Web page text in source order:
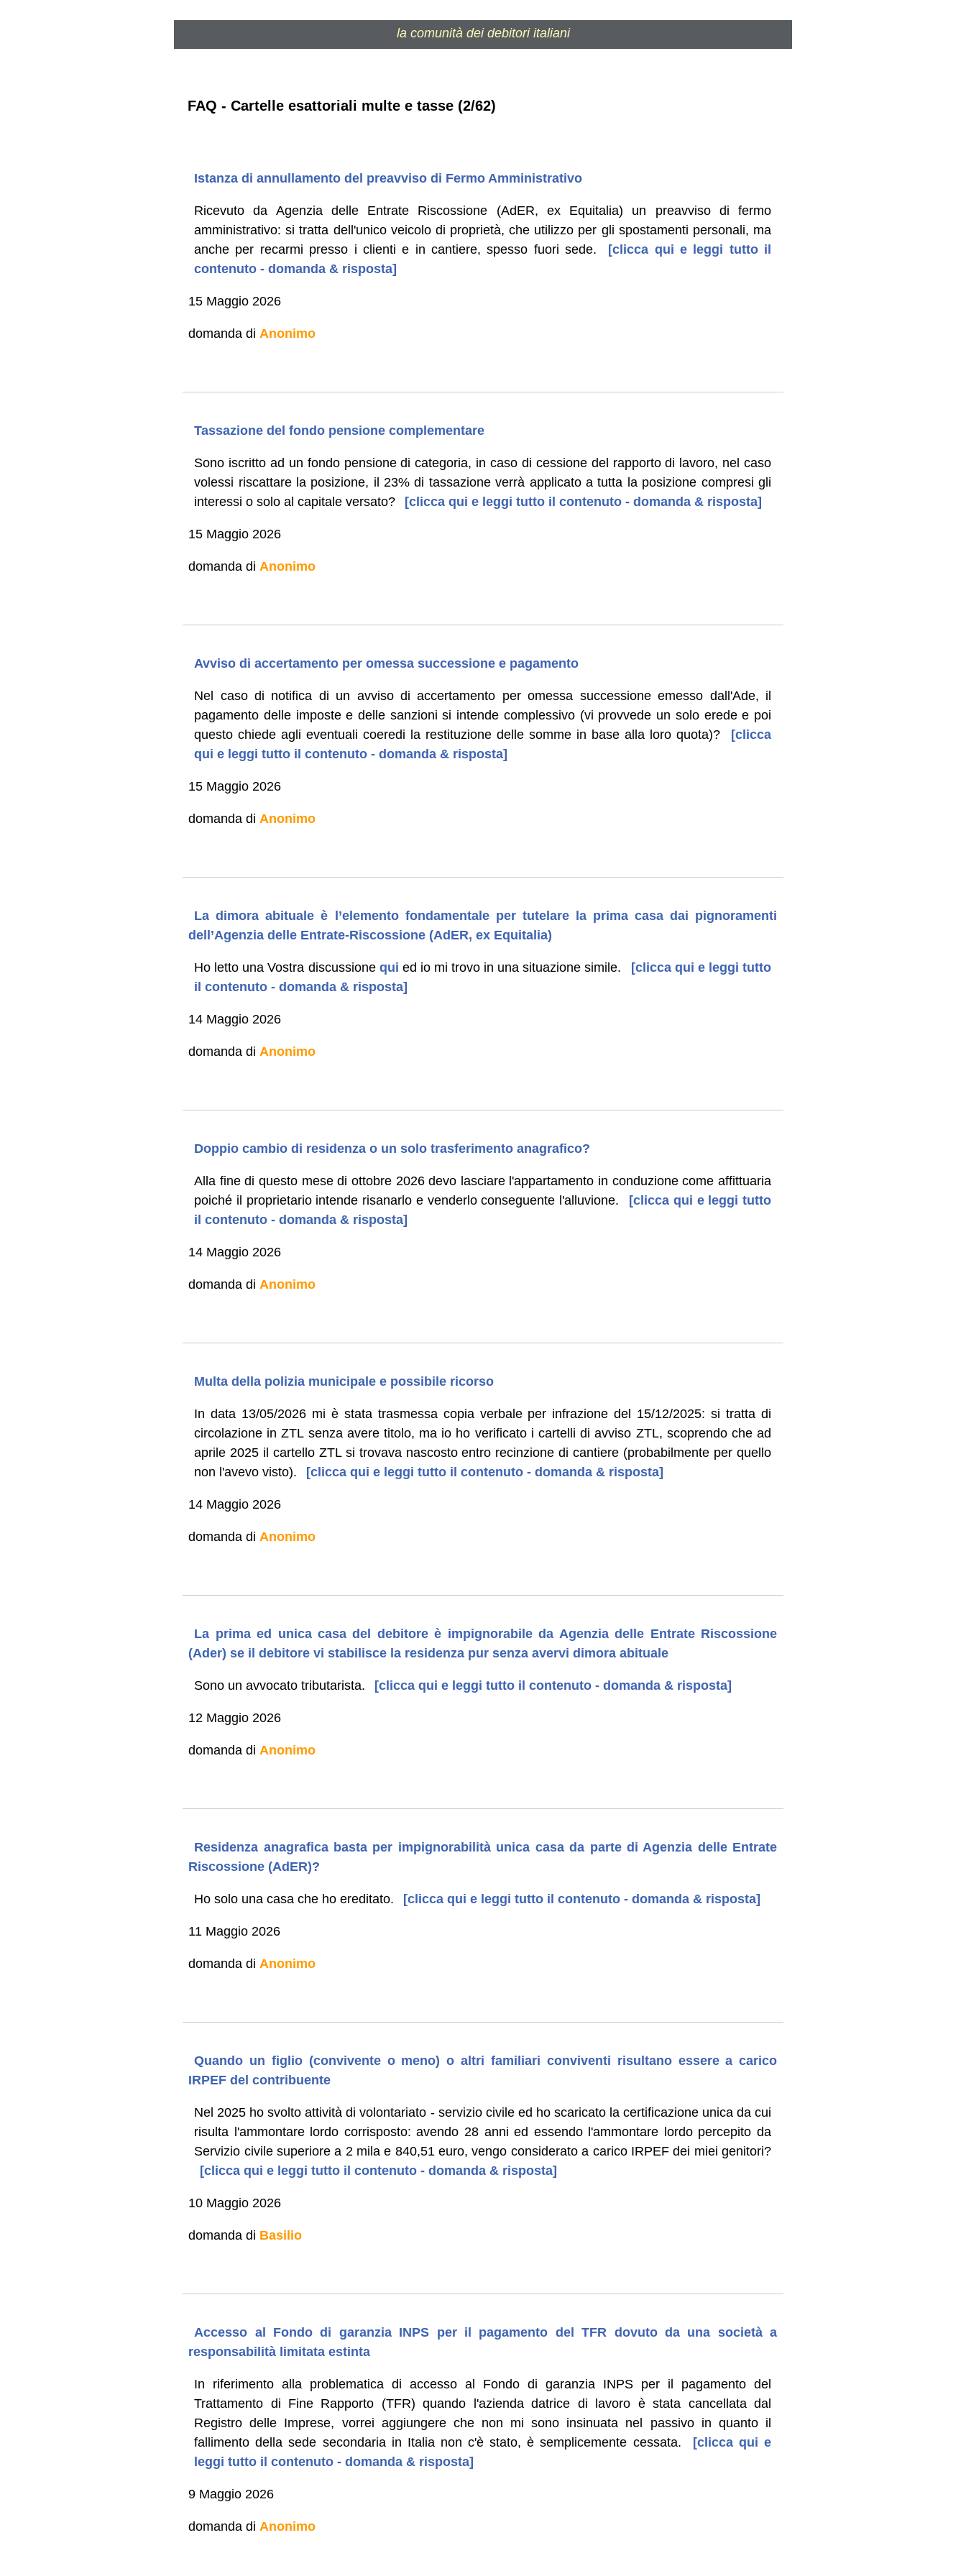
la comunità dei debitori italiani
FAQ - Cartelle esattoriali multe e tasse (2/62)
Istanza di annullamento del preavviso di Fermo Amministrativo
Ricevuto da Agenzia delle Entrate Riscossione (AdER, ex Equitalia) un preavviso di fermo
amministrativo: si tratta dell'unico veicolo di proprietà, che utilizzo per gli spostamenti personali, ma
anche per recarmi presso i clienti e in cantiere, spesso fuori sede.
[clicca qui e leggi tutto il
contenuto - domanda & risposta]
15 Maggio 2026
domanda di Anonimo
Tassazione del fondo pensione complementare
Sono iscritto ad un fondo pensione di categoria, in caso di cessione del rapporto di lavoro, nel caso
volessi riscattare la posizione, il 23% di tassazione verrà applicato a tutta la posizione compresi gli
interessi o solo al capitale versato?
[clicca qui e leggi tutto il contenuto - domanda & risposta]
15 Maggio 2026
domanda di Anonimo
Avviso di accertamento per omessa successione e pagamento
Nel caso di notifica di un avviso di accertamento per omessa successione emesso dall'Ade, il
pagamento delle imposte e delle sanzioni si intende complessivo (vi provvede un solo erede e poi
questo chiede agli eventuali coeredi la restituzione delle somme in base alla loro quota)?
[clicca
qui e leggi tutto il contenuto - domanda & risposta]
15 Maggio 2026
domanda di Anonimo
La dimora abituale è l’elemento fondamentale per tutelare la prima casa dai pignoramenti
dell’Agenzia delle Entrate-Riscossione (AdER, ex Equitalia)
Ho letto una Vostra discussione qui ed io mi trovo in una situazione simile.
[clicca qui e leggi tutto
il contenuto - domanda & risposta]
14 Maggio 2026
domanda di Anonimo
Doppio cambio di residenza o un solo trasferimento anagrafico?
Alla fine di questo mese di ottobre 2026 devo lasciare l'appartamento in conduzione come affittuaria
poiché il proprietario intende risanarlo e venderlo conseguente l'alluvione.
[clicca qui e leggi tutto
il contenuto - domanda & risposta]
14 Maggio 2026
domanda di Anonimo
Multa della polizia municipale e possibile ricorso
In data 13/05/2026 mi è stata trasmessa copia verbale per infrazione del 15/12/2025: si tratta di
circolazione in ZTL senza avere titolo, ma io ho verificato i cartelli di avviso ZTL, scoprendo che ad
aprile 2025 il cartello ZTL si trovava nascosto entro recinzione di cantiere (probabilmente per quello
non l'avevo visto).
[clicca qui e leggi tutto il contenuto - domanda & risposta]
14 Maggio 2026
domanda di Anonimo
La prima ed unica casa del debitore è impignorabile da Agenzia delle Entrate Riscossione
(Ader) se il debitore vi stabilisce la residenza pur senza avervi dimora abituale
Sono un avvocato tributarista. [clicca qui e leggi tutto il contenuto - domanda & risposta]
12 Maggio 2026
domanda di Anonimo
Residenza anagrafica basta per impignorabilità unica casa da parte di Agenzia delle Entrate
Riscossione (AdER)?
Ho solo una casa che ho ereditato. [clicca qui e leggi tutto il contenuto - domanda & risposta]
11 Maggio 2026
domanda di Anonimo
Quando un figlio (convivente o meno) o altri familiari conviventi risultano essere a carico
IRPEF del contribuente
Nel 2025 ho svolto attività di volontariato - servizio civile ed ho scaricato la certificazione unica da cui
risulta l'ammontare lordo corrisposto: avendo 28 anni ed essendo l'ammontare lordo percepito da
Servizio civile superiore a 2 mila e 840,51 euro, vengo considerato a carico IRPEF dei miei genitori?
[clicca qui e leggi tutto il contenuto - domanda & risposta]
10 Maggio 2026
domanda di Basilio
Accesso al Fondo di garanzia INPS per il pagamento del TFR dovuto da una società a
responsabilità limitata estinta
In riferimento alla problematica di accesso al Fondo di garanzia INPS per il pagamento del
Trattamento di Fine Rapporto (TFR) quando l'azienda datrice di lavoro è stata cancellata dal
Registro delle Imprese, vorrei aggiungere che non mi sono insinuata nel passivo in quanto il
fallimento della sede secondaria in Italia non c'è stato, è semplicemente cessata.
[clicca qui e
leggi tutto il contenuto - domanda & risposta]
9 Maggio 2026
domanda di Anonimo